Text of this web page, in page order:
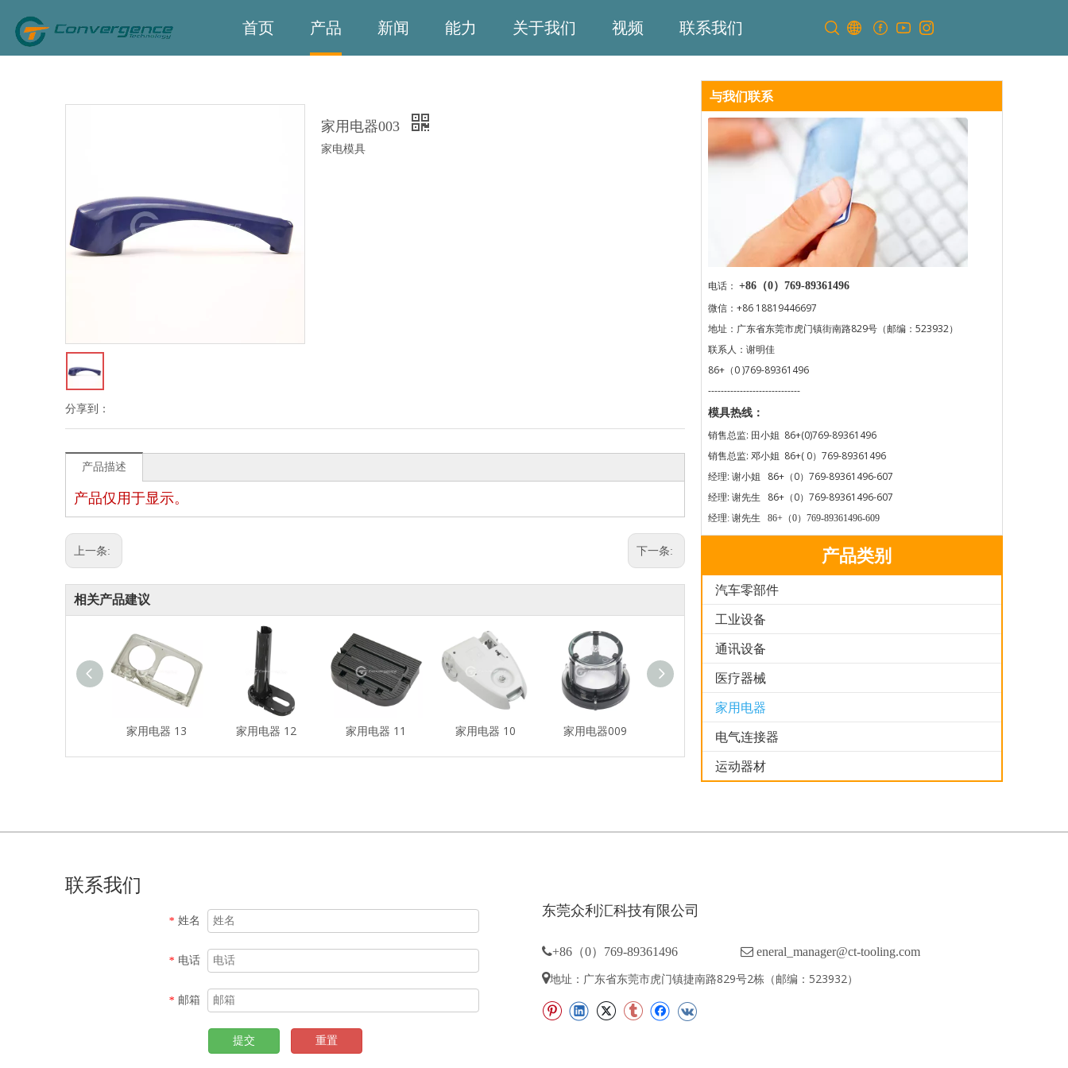
首页 产品 新闻 能力 关于我们 视频 联系我们
分享到：
家用电器003
家电模具
产品描述
产品仅用于显示。
上一条: 下一条:
相关产品建议
家用电器 13 家用电器 12 家用电器 11 家用电器 10 家用电器009 家用电器008
与我们联系
电话： +86（0）769-89361496
微信：+86 18819446697
地址：广东省东莞市虎门镇街南路829号（邮编：523932）
联系人：谢明佳
86+（0 )769-89361496
-----------------------------
模具热线：
销售总监: 田小姐 86+(0)769-89361496
销售总监: 邓小姐 86+( 0）769-89361496
经理: 谢小姐 86+（0）769-89361496-607
经理: 谢先生 86+（0）769-89361496-607
经理: 谢先生 86+（0）769-89361496-609
产品类别
汽车零部件
工业设备
通讯设备
医疗器械
家用电器
电气连接器
运动器材
联系我们
* 姓名
* 电话
* 邮箱
提交 重置
东莞众利汇科技有限公司
+86（0）769-89361496  eneral_manager@ct-tooling.com
地址：广东省东莞市虎门镇捷南路829号2栋（邮编：523932）